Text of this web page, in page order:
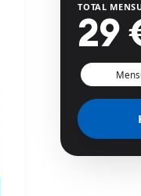
TOTAL
29